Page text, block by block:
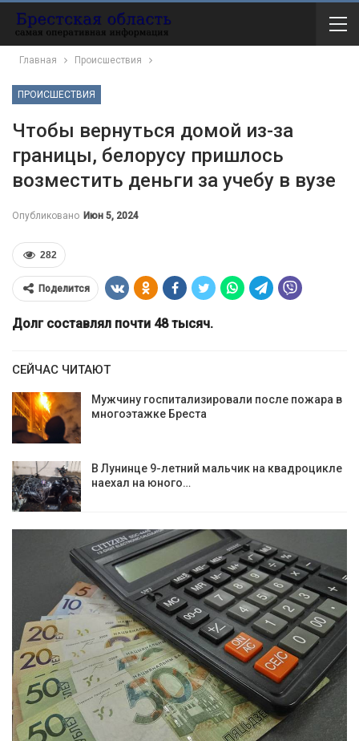
Главная Происшествия
ПРОИСШЕСТВИЯ
Чтобы вернуться домой из-за
границы, белорусу пришлось
возместить деньги за учебу в вузе
Опубликовано Июн 5, 2024
282
Поделится
Долг составлял почти 48 тысяч.
СЕЙЧАС ЧИТАЮТ
Мужчину госпитализировали после пожара в
многоэтажке Бреста
В Лунинце 9-летний мальчик на квадроцикле
наехал на юного…